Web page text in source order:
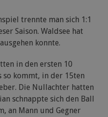
trennte man sich 1:1
Saison. Waldsee hat
konnte.
in den ersten 10
so kommt, in der 15ten
Die Nullachter hatten
schnappte sich den Ball
an Mann und Gegner